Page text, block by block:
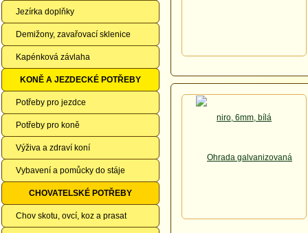
Jezírka doplňky
Demižony, zavařovací sklenice
Kapénková závlaha
KONĚ A JEZDECKÉ POTŘEBY
Potřeby pro jezdce
Potřeby pro koně
Výživa a zdraví koní
Vybavení a pomůcky do stáje
CHOVATELSKÉ POTŘEBY
Chov skotu, ovcí, koz a prasat